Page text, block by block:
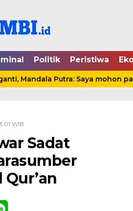
Politik Peristiwa
Mandala Putra: Saya mohon
WIB
Sadat